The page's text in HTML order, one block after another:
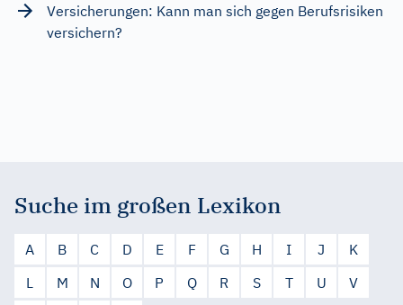
Versicherungen: Kann man sich gegen Berufsrisiken
versichern?
Suche im großen Lexikon
A B C D E F G H I J
K
L
M N O P Q R S T U
V